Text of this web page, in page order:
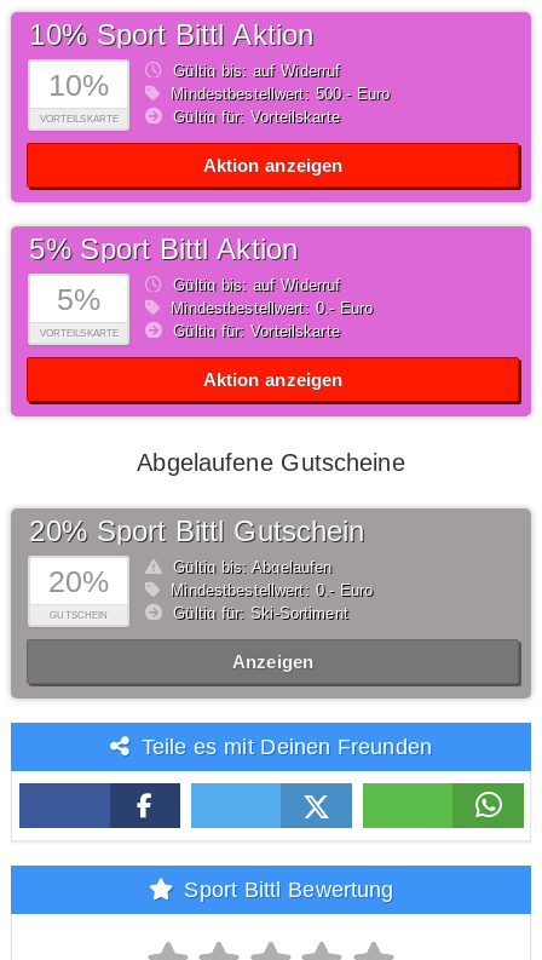
10%
VORTEILSKARTE
10% Sport Bittl Aktion
Gültig bis: auf Widerruf
Mindestbestellwert: 500,- Euro
Gültig für: Vorteilskarte
Aktion anzeigen
5%
VORTEILSKARTE
5% Sport Bittl Aktion
Gültig bis: auf Widerruf
Mindestbestellwert: 0,- Euro
Gültig für: Vorteilskarte
Aktion anzeigen
Abgelaufene Gutscheine
20%
GUTSCHEIN
20% Sport Bittl Gutschein
Gültig bis: Abgelaufen
Mindestbestellwert: 0,- Euro
Gültig für: Ski-Sortiment
Anzeigen
Teile es mit Deinen Freunden
Sport Bittl Bewertung